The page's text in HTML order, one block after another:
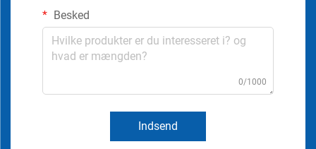
Besked
0/1000
Indsend